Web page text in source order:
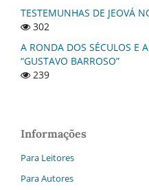
TESTEMUNHAS DE JEOVÁ
302
A RONDA DOS SÉCULOS E
“GUSTAVO BARROSO”
239
Informações
Para Leitores
Para Autores